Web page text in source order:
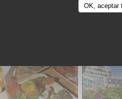
OK, aceptar